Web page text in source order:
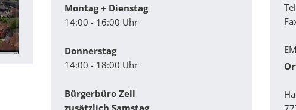
Montag + Dienstag
14:00 - 16:00 Uhr
Donnerstag
14:00 - 18:00 Uhr
Bürgerbüro Zell
zusätzlich Samstag